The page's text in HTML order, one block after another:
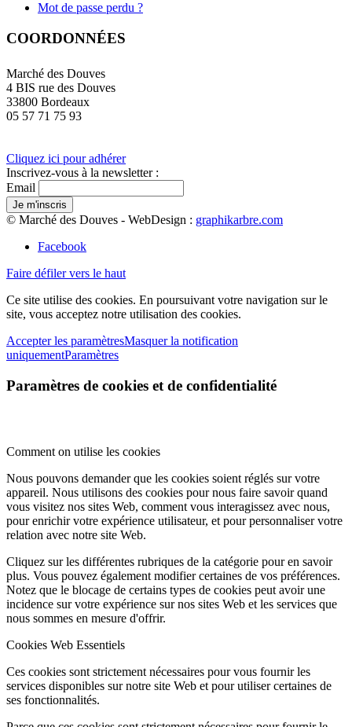
Mot de passe perdu ?
COORDONNÉES
Marché des Douves
4 BIS rue des Douves
33800 Bordeaux
05 57 71 75 93
Cliquez ici pour adhérer
Inscrivez-vous à la newsletter :
Email
© Marché des Douves - WebDesign : graphikarbre.com
Facebook
Faire défiler vers le haut
Ce site utilise des cookies. En poursuivant votre navigation sur le
site, vous acceptez notre utilisation des cookies.
Accepter les paramètresMasquer la notification
uniquementParamètres
Paramètres de cookies et de confidentialité
Comment on utilise les cookies
Nous pouvons demander que les cookies soient réglés sur votre
appareil. Nous utilisons des cookies pour nous faire savoir quand
vous visitez nos sites Web, comment vous interagissez avec nous,
pour enrichir votre expérience utilisateur, et pour personnaliser votre
relation avec notre site Web.
Cliquez sur les différentes rubriques de la catégorie pour en savoir
plus. Vous pouvez également modifier certaines de vos préférences.
Notez que le blocage de certains types de cookies peut avoir une
incidence sur votre expérience sur nos sites Web et les services que
nous sommes en mesure d'offrir.
Cookies Web Essentiels
Ces cookies sont strictement nécessaires pour vous fournir les
services disponibles sur notre site Web et pour utiliser certaines de
ses fonctionnalités.